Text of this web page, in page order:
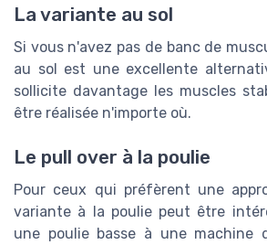
La variante au sol
Si vous n'avez pas de banc de
au sol est une excellente
sollicite davantage les muscles
être réalisée n'importe où.
Le pull over à la poulie
Pour ceux qui préfèrent une
variante à la poulie peut être
une poulie basse à une machine